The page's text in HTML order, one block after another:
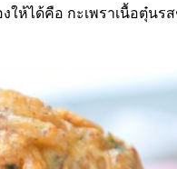
ให้ได้คือ กะเพราเนื้อตุ๋น